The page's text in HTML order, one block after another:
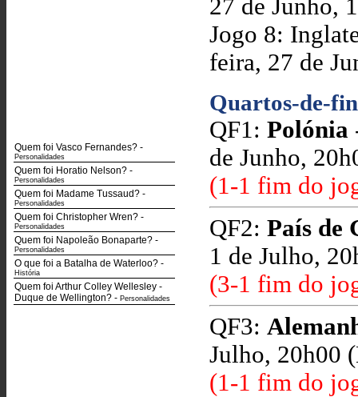
Quem foi Vasco Fernandes? -
Personalidades
Quem foi Horatio Nelson? -
Personalidades
Quem foi Madame Tussaud? -
Personalidades
Quem foi Christopher Wren? -
Personalidades
Quem foi Napoleão Bonaparte? -
Personalidades
O que foi a Batalha de Waterloo? -
História
Quem foi Arthur Colley Wellesley -
Duque de Wellington? - Personalidades
27 de Junho,
Jogo 8:
feira, 27 de
Quartos-de-
QF1: Polónia
de Junho,
(1-1 fim do
QF2: País de
1 de Julho,
(3-1 fim do
QF3:
Julho, 20h00
(1-1 fim do